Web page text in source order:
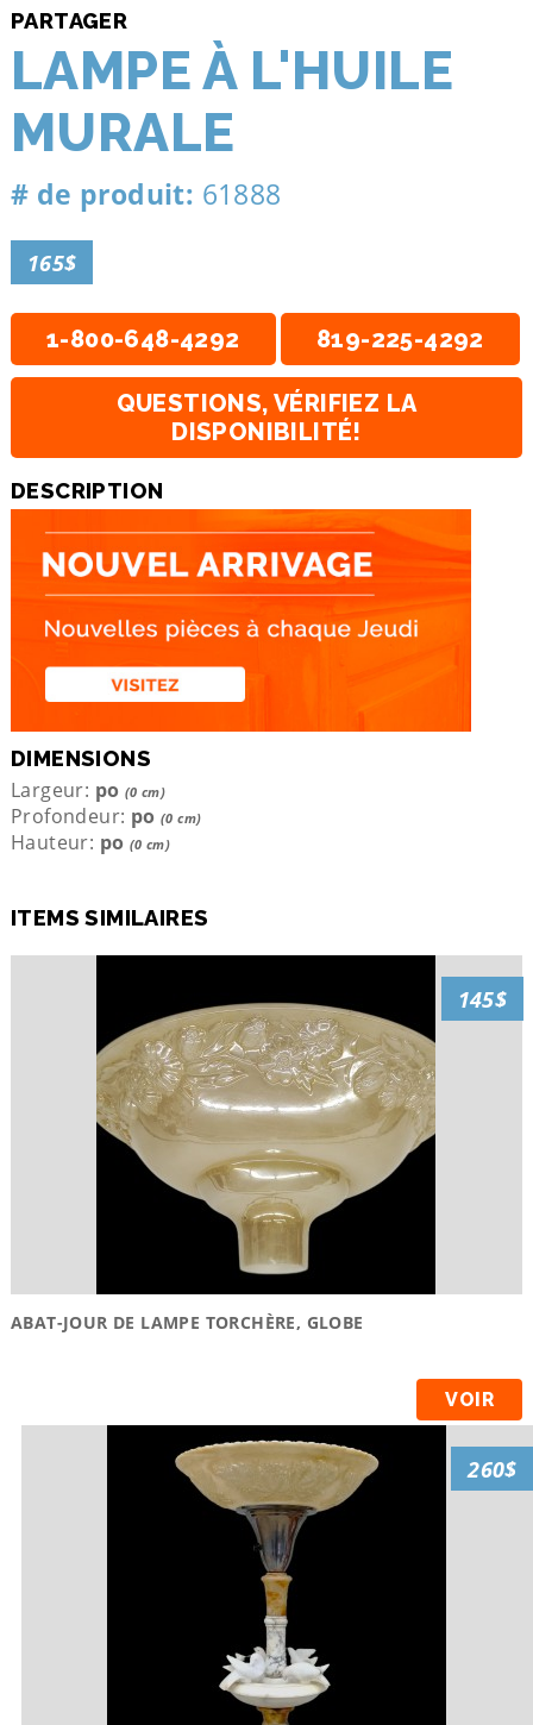
PARTAGER
LAMPE À L'HUILE
MURALE
# de produit: 61888
165$
1-800-648-4292 819-225-4292
QUESTIONS, VÉRIFIEZ LA
DISPONIBILITÉ!
DESCRIPTION
DIMENSIONS
Largeur: po (0 cm)
Profondeur: po (0 cm)
Hauteur: po (0 cm)
ITEMS SIMILAIRES
ABAT-JOUR DE LAMPE TORCHÈRE, GLOBE
VOIR
145$
260$